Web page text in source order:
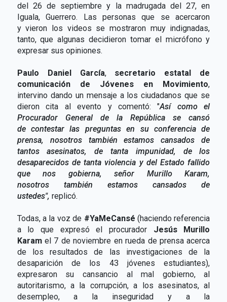
del 26 de septiembre y la madrugada del 27, en
Iguala, Guerrero. Las personas que se acercaron
y vieron los videos se mostraron muy indignadas,
tanto, que algunas decidieron tomar el micrófono y
expresar sus opiniones.
Paulo Daniel García, secretario estatal de
comunicación de Jóvenes en Movimiento,
intervino dando un mensaje a los ciudadanos que se
dieron cita al evento y comentó: "Así como el
Procurador General de la República se cansó
de contestar las preguntas en su conferencia de
prensa, nosotros también estamos cansados de
tantos asesinatos, de tanta impunidad, de los
desaparecidos de tanta violencia y del Estado fallido
que nos gobierna, señor Murillo Karam,
nosotros también estamos cansados de
ustedes", replicó.
Todas, a la voz de #YaMeCansé (haciendo referencia
a lo que expresó el procurador Jesús Murillo
Karamel 7 de noviembre en rueda de prensa acerca
de los resultados de las investigaciones de la
desaparición de los 43 jóvenes estudiantes),
expresaron su cansancio al mal gobierno, al
autoritarismo, a la corrupción, a los asesinatos, al
desempleo, a la inseguridad y a la